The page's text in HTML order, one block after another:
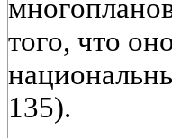
того, что
135).